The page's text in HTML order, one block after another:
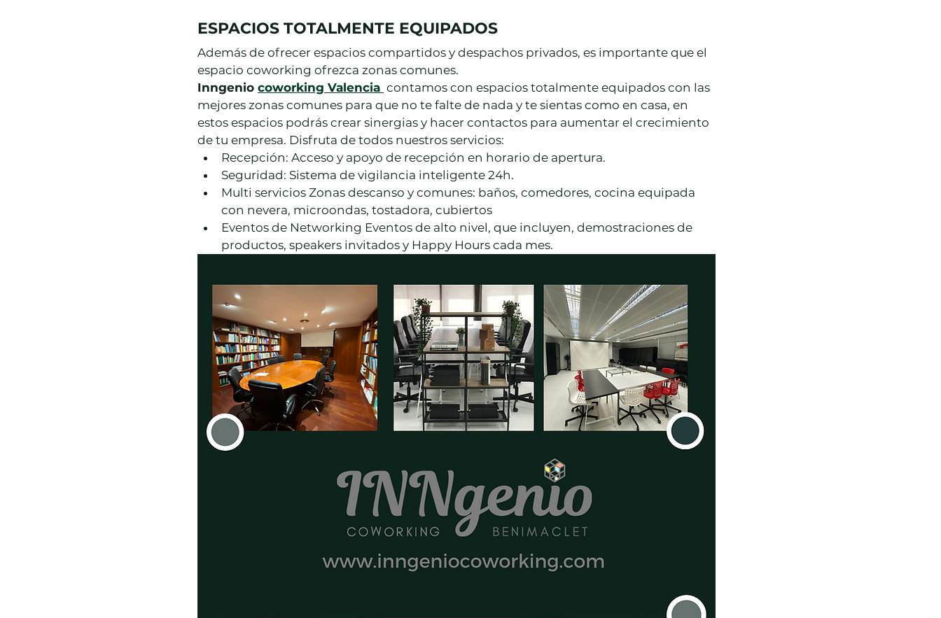
ESPACIOS TOTALMENTE EQUIPADOS
Además de ofrecer espacios compartidos y despachos privados, es importante que el
espacio coworking ofrezca zonas comunes.
Inngenio coworking Valencia contamos con espacios totalmente equipados con las
mejores zonas comunes para que no te falte de nada y te sientas como en casa, en
estos espacios podrás crear sinergias y hacer contactos para aumentar el crecimiento
de tu empresa. Disfruta de todos nuestros servicios:
Recepción: Acceso y apoyo de recepción en horario de apertura.
Seguridad: Sistema de vigilancia inteligente 24h.
Multi servicios Zonas descanso y comunes: baños, comedores, cocina equipada
con nevera, microondas, tostadora, cubiertos
Eventos de Networking Eventos de alto nivel, que incluyen, demostraciones de
productos, speakers invitados y Happy Hours cada mes.